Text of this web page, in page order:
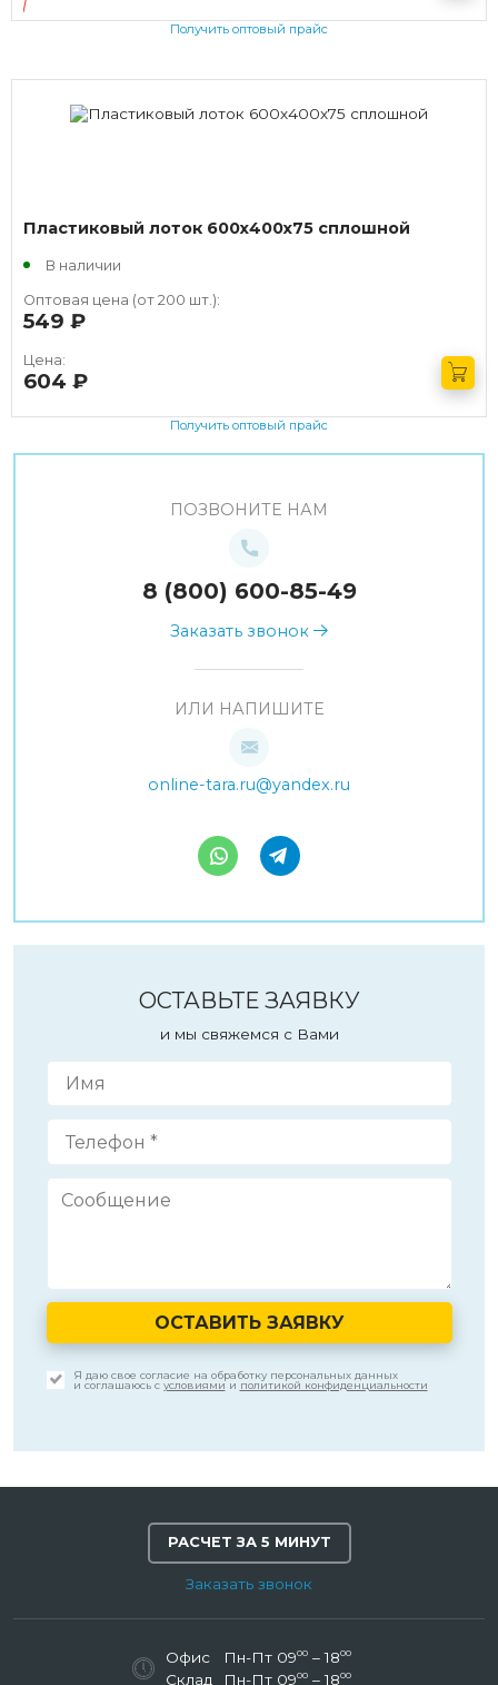
Получить оптовый прайс
Пластиковый лоток 600х400х75 сплошной
В наличии
Оптовая цена (от 200 шт.):
549
Цена:
604
Получить оптовый прайс
ПОЗВОНИТЕ НАМ
8 (800) 600-85-49
Заказать звонок
ИЛИ НАПИШИТЕ
online-tara.ru@yandex.ru
ОСТАВЬТЕ ЗАЯВКУ
и мы свяжемся с Вами
ОСТАВИТЬ ЗАЯВКУ
Я даю свое согласие на обработку персональных данных
и соглашаюсь с условиямии политикой конфиденциальности
РАСЧЕТ ЗА 5 МИНУТ
Заказать звонок
Офис Пн-Пт 0900– 1800
Склад Пн-Пт 0900– 1800